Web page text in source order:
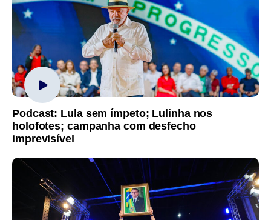
Podcast: Lula sem ímpeto; Lulinha nos
holofotes; campanha com desfecho
imprevisível